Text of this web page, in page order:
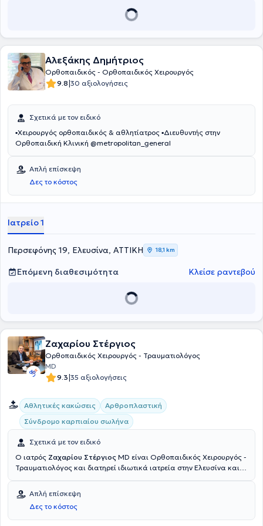
Αττικής ΚΑΤ. Τέλος, είναι Επιστημονικός συνεργάτης στη Βιοκλινική
Αθηνών, στον Όμιλο Ιατρικού στην Κλινική Περιστερίου και στο
Αλεξάκης Δημήτριος
Ορθοπαιδικός - Ορθοπαιδικός Χειρουργός
9.8|30 αξιολογήσεις
Σχετικά με τον ειδικό
▪️Χειρουργός ορθοπαιδικός & αθλητίατρος ▪️Διευθυντής στην
Ορθοπαιδική Κλινική @metropolitan_general
Απλή επίσκεψη
Δες το κόστος
Ιατρείο 1
Περσεφόνης 19, Ελευσίνα, ΑΤΤΙΚΗ 18,1 km
Επόμενη διαθεσιμότητα Κλείσε ραντεβού
Ζαχαρίου Στέργιος
Ορθοπαιδικός Χειρουργός - Τραυματιολόγος
MD
9.3|35 αξιολογήσεις
Αθλητικές κακώσεις
Αρθροπλαστική
Σύνδρομο καρπιαίου σωλήνα
Σχετικά με τον ειδικό
Ο ιατρός Ζαχαρίου Στέργιος MD είναι Ορθοπαιδικός Χειρουργός -
Τραυματιολόγος και διατηρεί ιδιωτικά ιατρεία στην Ελευσίνα και
και Καποδιστριακού Πανεπιστημίου Αθηνών και έχει ειδικευτεί στο
Ορθοπεδικό Τμήμα του Γενικού Νοσοκομείου Πειραιά "Τζάνειο". Ο
ιατρός εξειδικεύεται στις αθλητικές κακώσεις και είναι μέλος της
Ιατρικής Ομάδας της ΚΑΕ Ολυμπιακός. Παράλληλα, ο ιατρός
Απλή επίσκεψη
Δες το κόστος